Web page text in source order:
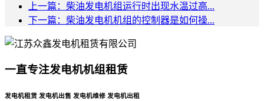
上一篇：柴油发电机组运行时出现水温过高...
下一篇：柴油发电机机组的控制器是如何操...
一直专注发电机机组租赁
发电机租赁 发电机出售 发电机维修 发电机出租